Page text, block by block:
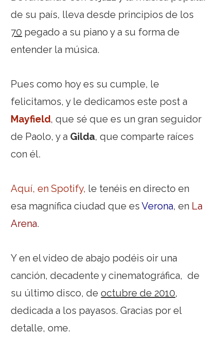
de su país, lleva desde principios de los
70 pegado a su piano y a su forma de
entender la música.
Pues como hoy es su cumple, le
felicitamos, y le dedicamos este post a
Mayfield, que sé que es un gran seguidor
de Paolo, y a Gilda, que comparte raíces
con él.
Aquí, en Spotify, le tenéis en directo en
esa magnífica ciudad que esVerona, en La
Arena.
Y en el video de abajo podéis oir una
canción, decadente y cinematográfica, de
su último disco, deoctubre de 2010,
dedicada a los payasos. Gracias por el
detalle, ome.